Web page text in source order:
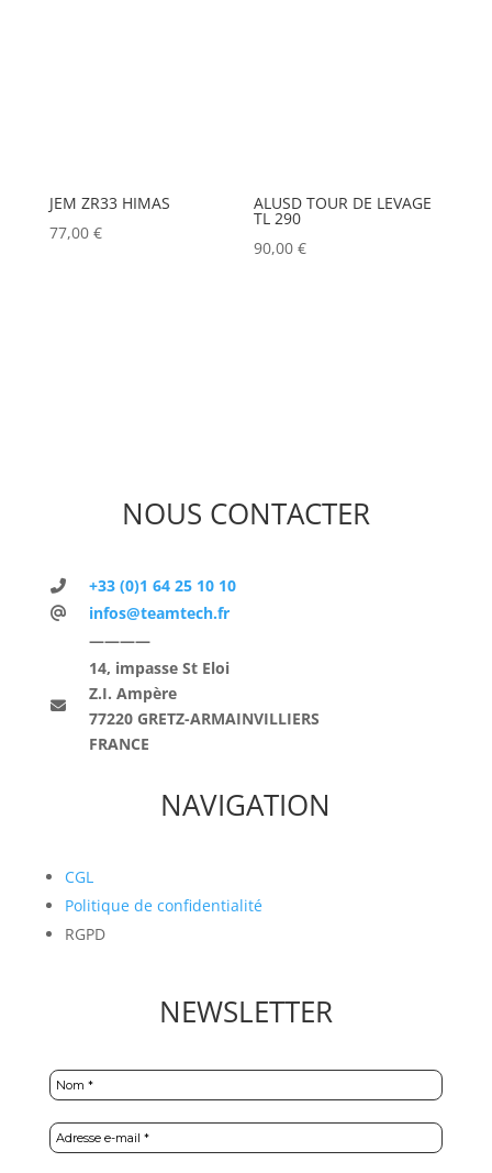
JEM ZR33 HIMAS
77,00 €
ALUSD TOUR DE LEVAGE
TL 290
90,00€
NOUS CONTACTER
+33 (0)1 64 25 10 10
infos@teamtech.fr
————
14, impasse St Eloi
Z.I. Ampère
77220 GRETZ-ARMAINVILLIERS
FRANCE
NAVIGATION
CGL
Politique de confidentialité
RGPD
NEWSLETTER